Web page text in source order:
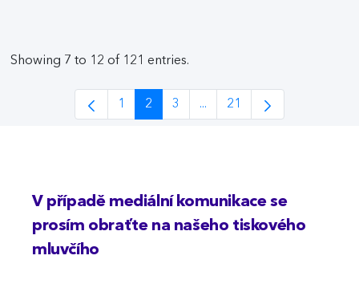
Showing 7 to 12 of 121 entries.
Page
1
Page
2
Page
3 ...
Intermediate Pages Use
Page
21
V případě mediální komunikace se
prosím obraťte na našeho tiskového
mluvčího